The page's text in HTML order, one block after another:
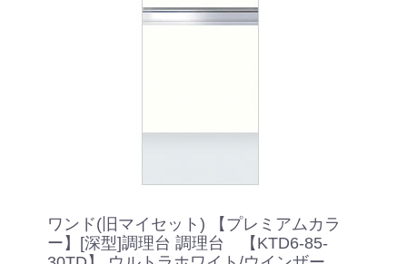
ワンド(旧マイセット) 【プレミアムカラ
ー】[深型]調理台 調理台 【KTD6-85-